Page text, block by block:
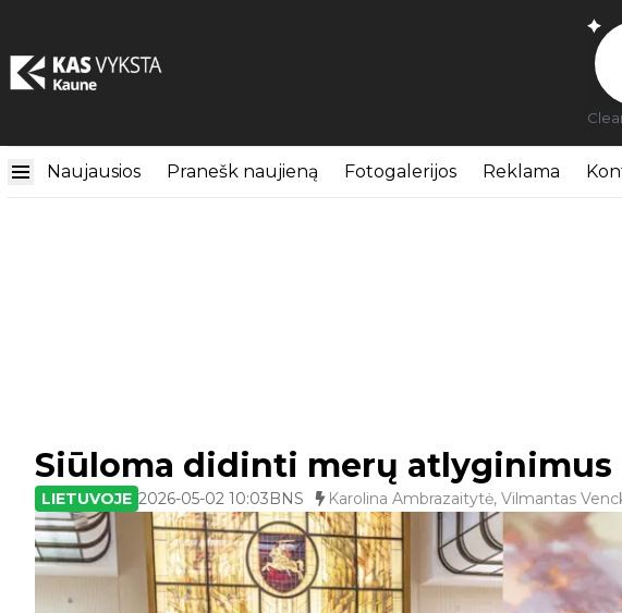
Naujausios Pranešk naujieną Fotogalerijos Reklama
Siūloma didinti merų atlyginimus
LIETUVOJE 2026-05-02 10:03BNS Karolina Ambrazaitytė, Vilmantas